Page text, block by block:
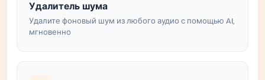
Удалитель шума
Удалите фоновый шум из любого аудио с помощью AI,
мгновенно